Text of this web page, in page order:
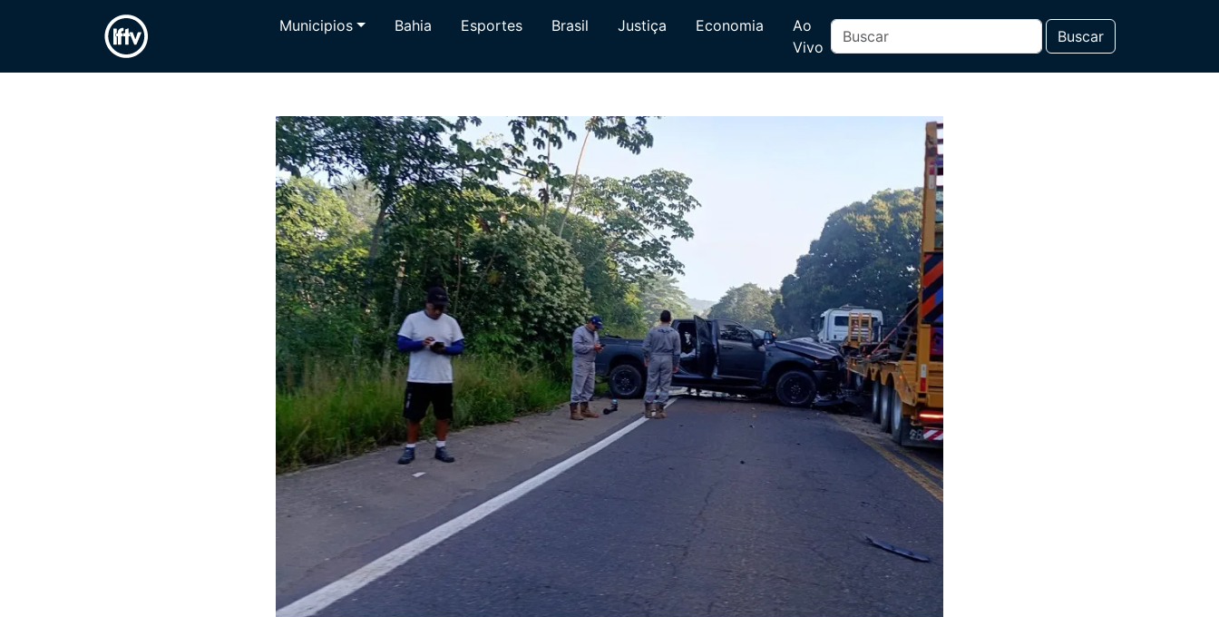
Municipios Bahia Esportes Brasil Justiça Economia
Ao
Vivo
Buscar